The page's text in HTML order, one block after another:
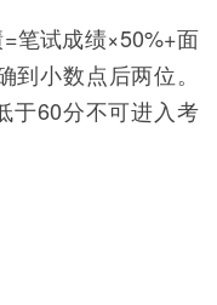
笔试成绩×50%+面
到小数点后两位。
于60分不可进入考